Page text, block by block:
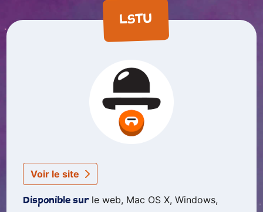
LSTU
Voir le site
Disponible sur le web, Mac OS X, Windows,